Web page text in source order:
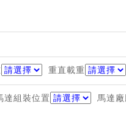
重直載重
達組裝位置 馬達廠